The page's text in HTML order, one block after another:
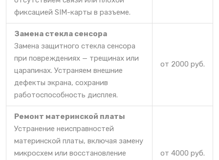
фиксацией SIM-карты в разъеме.
Замена стекла сенсора
Замена защитного стекла сенсора
при повреждениях — трещинах или
царапинах. Устраняем внешние
дефекты экрана, сохранив
работоспособность дисплея.
от 2000 руб.
Ремонт материнской платы
Устранение неисправностей
материнской платы, включая замену
микросхем или восстановление
от 4000 руб.